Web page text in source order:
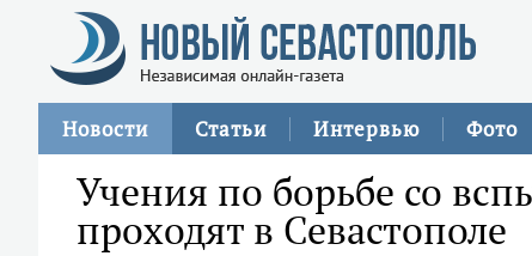
Новости Статьи Интервью Фото
Учения по борьбе со
проходят в Севастополе